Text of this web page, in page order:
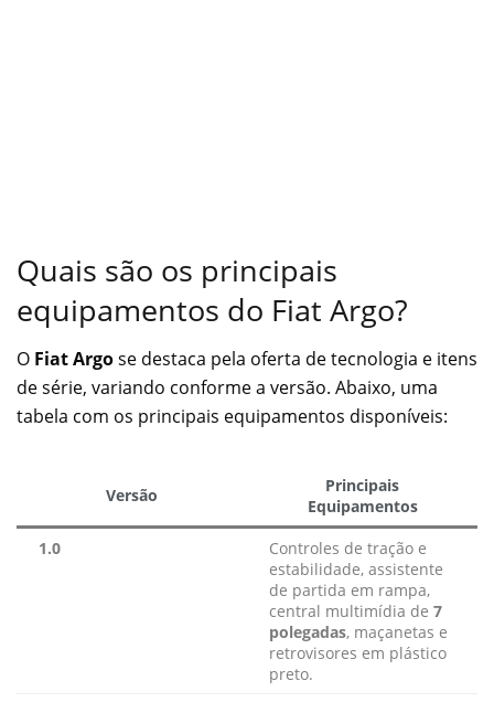
Quais são os principais
equipamentos do Fiat Argo?
O Fiat Argose destaca pela oferta de tecnologia e itens
de série, variando conforme a versão. Abaixo, uma
tabela com os principais equipamentos disponíveis:
Versão
Principais
Equipamentos
1.0
Controles de tração e
estabilidade, assistente
de partida em rampa,
central multimídia de 7
polegadas, maçanetas e
retrovisores em plástico
preto.